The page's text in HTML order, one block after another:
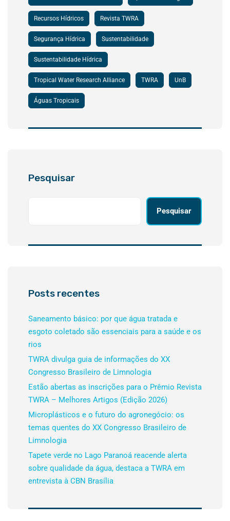
Recursos Hídricos Revista TWRA
Segurança Hídrica Sustentabilidade
Sustentabilidade Hídrica
Tropical Water Research Alliance TWRA UnB
Águas Tropicais
Pesquisar
Pesquisar
Posts recentes
Saneamento básico: por que água tratada e
esgoto coletado são essenciais para a saúde e os
rios
TWRA divulga guia de informações do XX
Congresso Brasileiro de Limnologia
Estão abertas as inscrições para o Prêmio Revista
TWRA – Melhores Artigos (Edição 2026)
Microplásticos e o futuro do agronegócio: os
temas quentes do XX Congresso Brasileiro de
Limnologia
Tapete verde no Lago Paranoá reacende alerta
sobre qualidade da água, destaca a TWRA em
entrevista à CBN Brasília